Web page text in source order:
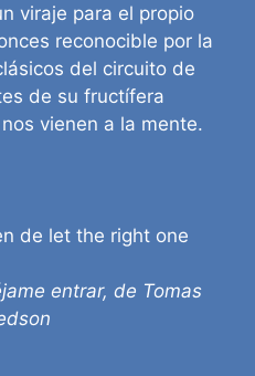
viraje para el propio
reconocible por la
del circuito de
de su fructífera
vienen a la mente.
entrar, de Tomas